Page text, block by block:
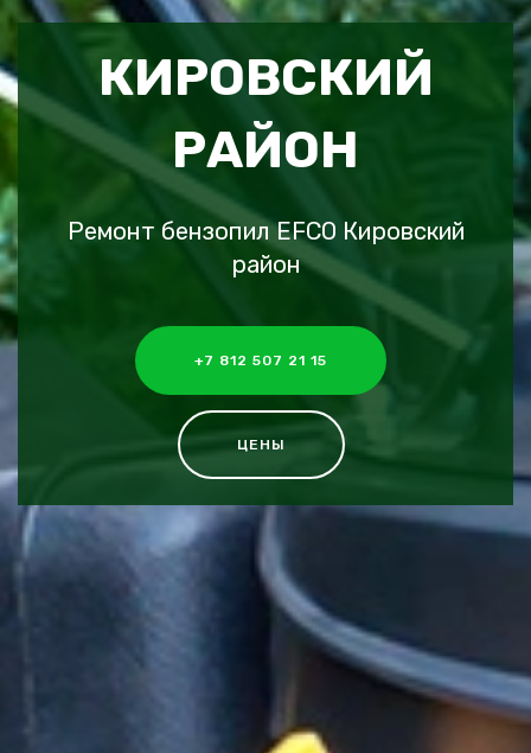
КИРОВСКИЙ
РАЙОН
Ремонт бензопил EFCO Кировский
район
+7 812 507 21 15
ЦЕНЫ